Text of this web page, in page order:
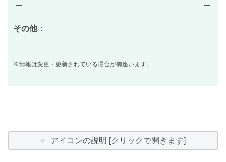
その他：
※情報は変更・更新されている場合が御座います。
アイコンの説明 [クリックで開きます]